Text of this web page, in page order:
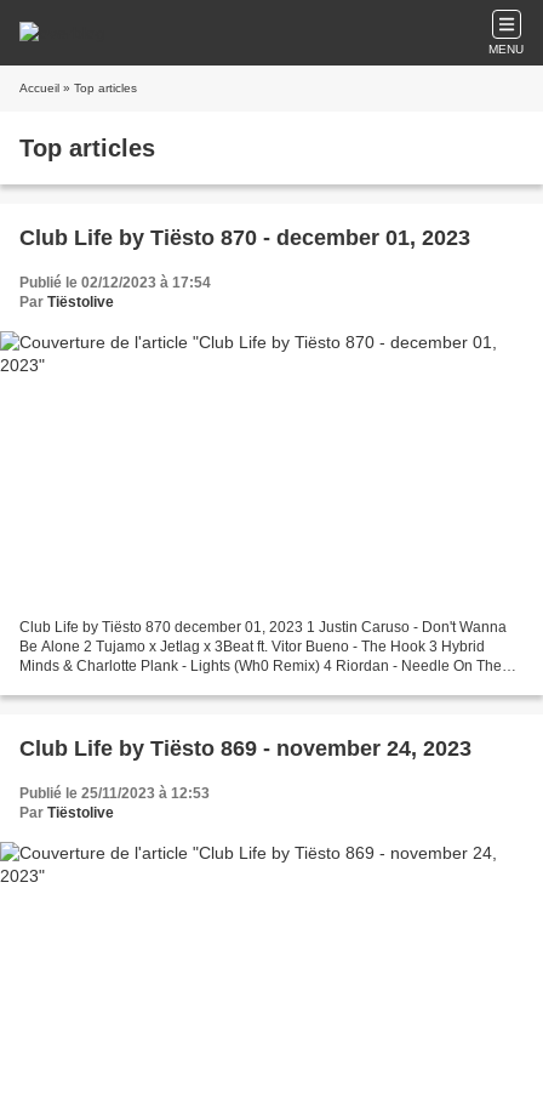
MENU
Accueil » Top articles
Top articles
Club Life by Tiësto 870 - december 01, 2023
Publié le 02/12/2023 à 17:54
Par Tiëstolive
Club Life by Tiësto 870 december 01, 2023 1 Justin Caruso - Don't Wanna
Be Alone 2 Tujamo x Jetlag x 3Beat ft. Vitor Bueno - The Hook 3 Hybrid
Minds & Charlotte Plank - Lights (Wh0 Remix) 4 Riordan - Needle On The
Club Life by Tiësto 869 - november 24, 2023
Publié le 25/11/2023 à 12:53
Par Tiëstolive